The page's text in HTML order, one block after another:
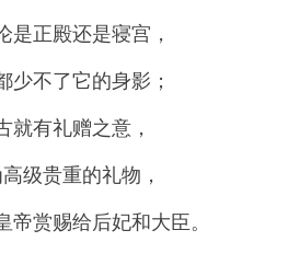
是正殿还是寝宫，
少不了它的身影；
就有礼赠之意，
级贵重的礼物，
赏赐给后妃和大臣。